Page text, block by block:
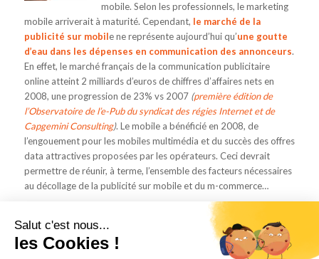
mobile. Selon les professionnels, le marketing
mobile arriverait à maturité. Cependant, le marché de la
publicité sur mobile ne représente aujourd’hui qu’une goutte
d’eau dans les dépenses en communication des annonceurs.
En effet, le marché français de la communication publicitaire
online atteint 2 milliards d’euros de chiffres d’affaires nets en
2008, une progression de 23% vs 2007 (première édition de
l’Observatoire de l’e-Pub du syndicat des régies Internet et de
Capgemini Consulting). Le mobile a bénéficié en 2008, de
l’engouement pour les mobiles multimédia et du succès des offres
data attractives proposées par les opérateurs. Ceci devrait
permettre de réunir, à terme, l’ensemble des facteurs nécessaires
au décollage de la publicité sur mobile et du m-commerce…
Salut c'est nous...
les Cookies !